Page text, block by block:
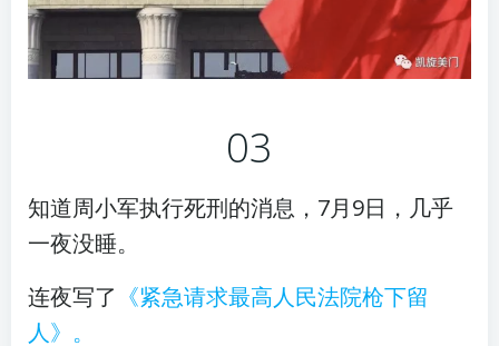
03
知道周小军执行死刑的消息，7月9日，几乎
一夜没睡。
连夜写了 《紧急请求最高人⺠法院枪下留
人》。